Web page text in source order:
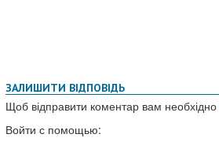
ЗАЛИШИТИ ВІДПОВІДЬ
Щоб відправити коментар вам необхідно
Войти с помощью: